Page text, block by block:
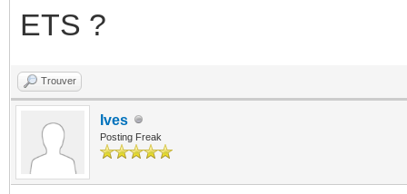
ETS ?
Trouver
Ives
Posting Freak